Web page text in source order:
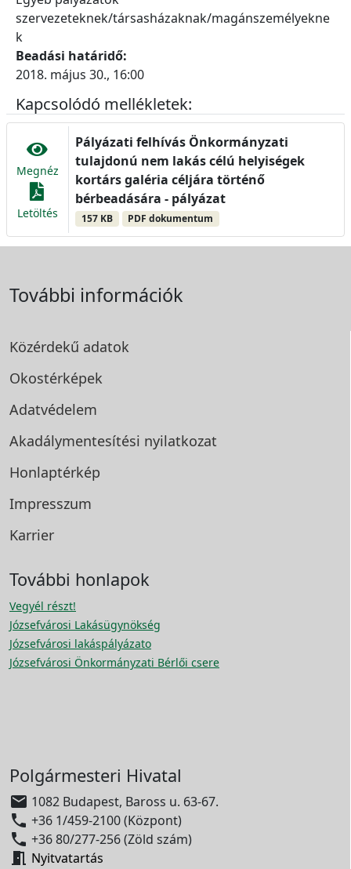
szervezeteknek/társasházaknak/magánszemélyekne
k
Beadási határidő:
2018. május 30., 16:00
Kapcsolódó mellékletek:
Megnéz
Letöltés
Pályázati felhívás Önkormányzati
tulajdonú nem lakás célú helyiségek
kortárs galéria céljára történő
bérbeadására - pályázat
157 KB PDF dokumentum
További információk
Közérdekű adatok
Okostérképek
Adatvédelem
Akadálymentesítési nyilatkozat
Honlaptérkép
Impresszum
Karrier
További honlapok
Vegyél részt!
Józsefvárosi Lakásügynökség
Józsefvárosi lakáspályázato
Józsefvárosi Önkormányzati Bérlői csere
Polgármesteri Hivatal
 1082 Budapest, Baross u. 63-67.
 +36 1/459-2100 (Központ)
 +36 80/277-256 (Zöld szám)
 Nyitvatartás